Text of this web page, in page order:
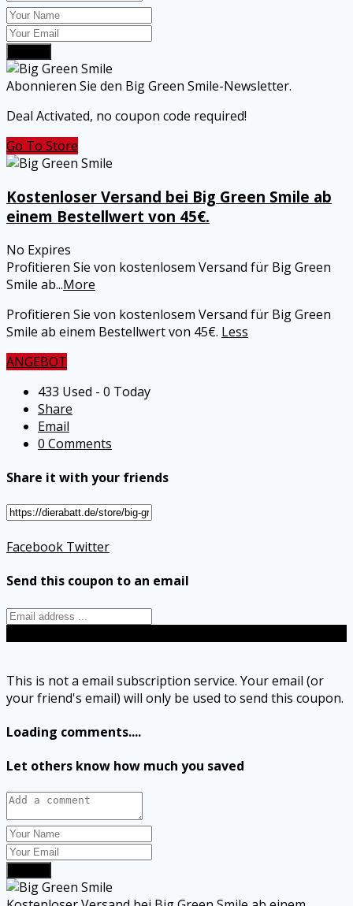
Abonnieren Sie den Big Green Smile-Newsletter.
Deal Activated, no coupon code required!
Go To Store
Kostenloser Versand bei Big Green Smile ab
einem Bestellwert von 45€.
No Expires
Profitieren Sie von kostenlosem Versand für Big Green
Smile ab...More
Profitieren Sie von kostenlosem Versand für Big Green
Smile ab einem Bestellwert von 45€. Less
ANGEBOT
433 Used - 0 Today
Share
Email
0 Comments
Share it with your friends
Facebook Twitter
Send this coupon to an email
This is not a email subscription service. Your email (or
your friend's email) will only be used to send this coupon.
Loading comments....
Let others know how much you saved